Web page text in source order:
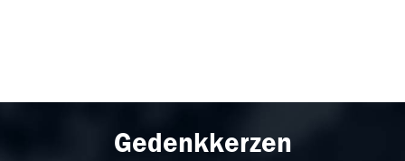
Gedenkkerzen